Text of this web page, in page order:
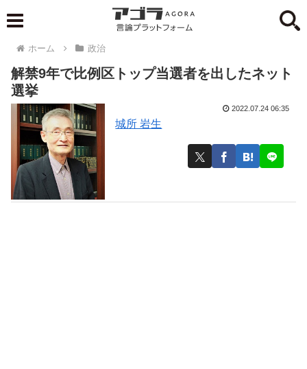
ホーム 政治
解禁9年で比例区トップ当選者を出したネット
選挙
城所 岩生
2022.07.24 06:35